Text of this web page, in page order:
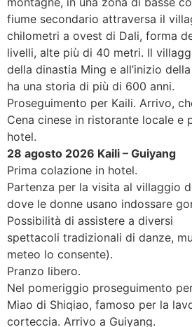
fiume secondario attraversa il
chilometri a ovest di Dali, forma
livelli, alte più di 40 metri. Il
della dinastia Ming e all’inizio
ha una storia di più di 600 anni.
Proseguimento per Kaili. Arrivo,
Cena cinese in ristorante locale e
hotel.
28 agosto 2026 Kaili – Guiyang
Prima colazione in hotel.
Partenza per la visita al villaggio
dove le donne usano indossare
Possibilità di assistere a diversi
spettacoli tradizionali di danze,
meteo lo consente).
Pranzo libero.
Nel pomeriggio proseguimento
Miao di Shiqiao, famoso per la
corteccia. Arrivo a Guiyang.